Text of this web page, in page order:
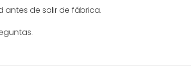
de salir de fábrica.